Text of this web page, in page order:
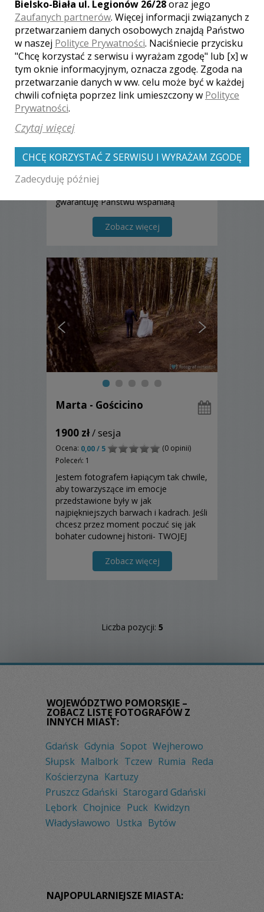
Marek - Wejherowo
2849 zł/ sesja
Ocena:
Poleceń: 1
który uchwyci prawdziwą chwilę,
atmosferę i emocje w trakcie
uroczystości - nie musicie szukać dalej
gwarantuję Państwu wspaniałą
o tym najpiękniejszym dniu w życiu.
Zobacz więcej
Marta - Gościcino
1900 zł/ sesja
Ocena: 0,00 / 5
(0 opinii)
Poleceń: 1
Jestem fotografem łapiącym tak chwile,
aby towarzyszące im emocje
przedstawione były w jak
najpiękniejszych barwach i kadrach. Jeśli
chcesz przez moment poczuć się jak
bohater cudownej historii- TWOJEJ
Zobacz więcej
Liczba pozycji: 5
WOJEWÓDZTWO POMORSKIE –
ZOBACZ LISTĘ FOTOGRAFÓW Z
INNYCH MIAST:
Gdańsk Gdynia Sopot Wejherowo
Słupsk Malbork Tczew Rumia Reda
Kościerzyna Kartuzy
Pruszcz Gdański Starogard Gdański
Lębork Chojnice Puck Kwidzyn
Władysławowo Ustka Bytów
NAJPOPULARNIEJSZE MIASTA:
Bielsko-Biała ul. Legionów 26/28oraz jego
Zaufanych partnerów. Więcej informacji związanych z
przetwarzaniem danych osobowych znajdą Państwo
w naszej Polityce Prywatności. Naciśniecie przycisku
"Chcę korzystać z serwisu i wyrażam zgodę" lub [x] w
tym oknie informacyjnym, oznacza zgodę. Zgoda na
przetwarzanie danych w ww. celu może być w każdej
chwili cofnięta poprzez link umieszczony w Polityce
Prywatności.
Czytaj więcej
CHCĘ KORZYSTAĆ Z SERWISU I WYRAŻAM ZGODĘ
Zadecyduję później